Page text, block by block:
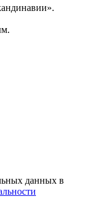
данных в